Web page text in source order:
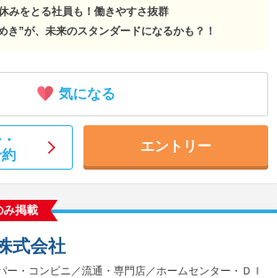
みをとる社員も！働きやすさ抜群
き”が、未来のスタンダードになるかも？！
気になる
エントリー
み掲載
ー・コンビニ／流通・専門店／ホームセンター・ＤＩ
式会社